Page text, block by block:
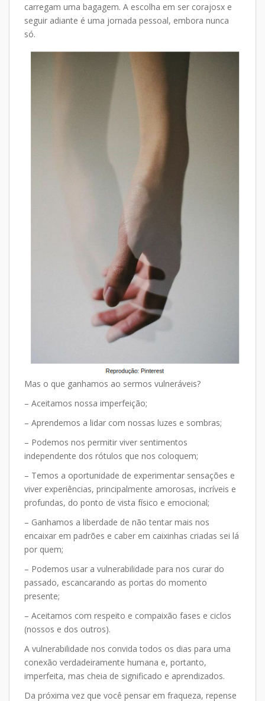
carregam uma bagagem. A escolha em ser corajosx e
seguir adiante é uma jornada pessoal, embora nunca
só.
Mas o que ganhamos ao sermos vulneráveis?
– Aceitamos nossa imperfeição;
– Aprendemos a lidar com nossas luzes e sombras;
– Podemos nos permitir viver sentimentos
independente dos rótulos que nos coloquem;
– Temos a oportunidade de experimentar sensações e
viver experiências, principalmente amorosas, incríveis e
profundas, do ponto de vista físico e emocional;
– Ganhamos a liberdade de não tentar mais nos
encaixar em padrões e caber em caixinhas criadas sei lá
por quem;
– Podemos usar a vulnerabilidade para nos curar do
passado, escancarando as portas do momento
presente;
– Aceitamos com respeito e compaixão fases e ciclos
(nossos e dos outros).
A vulnerabilidade nos convida todos os dias para uma
conexão verdadeiramente humana e, portanto,
imperfeita, mas cheia de significado e aprendizados.
Da próxima vez que você pensar em fraqueza, repense